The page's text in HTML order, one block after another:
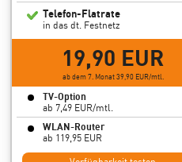
Telefon-Flatrate
in das dt. Festnetz
19,90 EUR
ab dem 7. Monat 39,90 EUR/mtl.
TV-Option
ab 7,49 EUR/mtl.
WLAN-Router
ab 119,95 EUR